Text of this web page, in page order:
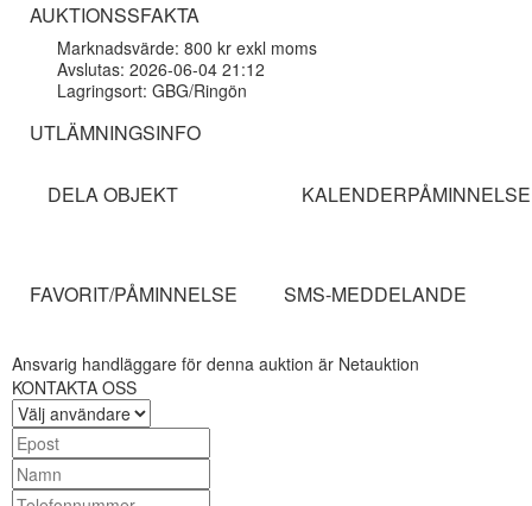
AUKTIONSSFAKTA
Marknadsvärde: 800 kr exkl moms
Avslutas: 2026-06-04 21:12
Lagringsort: GBG/Ringön
UTLÄMNINGSINFO
DELA OBJEKT KALENDERPÅMINNELSE
FAVORIT/PÅMINNELSE SMS-MEDDELANDE
Ansvarig handläggare för denna auktion är Netauktion
KONTAKTA OSS